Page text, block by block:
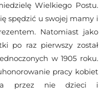
Wielkiego Postu.
spędzić u swojej mamy i
Natomiast jako
po raz pierwszy został
w 1905 roku.
pracy kobiet
przez nie dzieci i